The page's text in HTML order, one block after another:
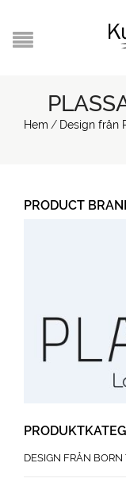
Hem / Design från
PRODUCT
DESIGN FRÅN BORN